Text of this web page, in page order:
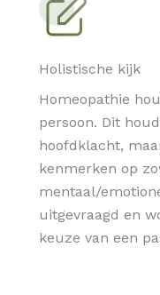
Holistische kijk
Homeopathie
persoon. Dit
hoofdklacht,
kenmerken op
mentaal/
uitgevraagd en
keuze van een